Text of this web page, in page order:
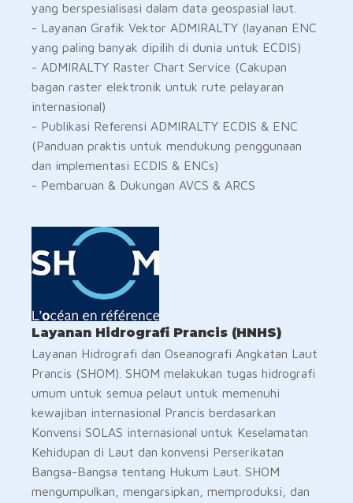
yang berspesialisasi dalam data geospasial laut.
- Layanan Grafik Vektor ADMIRALTY (layanan ENC
yang paling banyak dipilih di dunia untuk ECDIS)
- ADMIRALTY Raster Chart Service (Cakupan
bagan raster elektronik untuk rute pelayaran
internasional)
- Publikasi Referensi ADMIRALTY ECDIS & ENC
(Panduan praktis untuk mendukung penggunaan
dan implementasi ECDIS & ENCs)
- Pembaruan & Dukungan AVCS & ARCS
Layanan Hidrografi Prancis (HNHS)
Layanan Hidrografi dan Oseanografi Angkatan Laut
Prancis (SHOM). SHOM melakukan tugas hidrografi
umum untuk semua pelaut untuk memenuhi
kewajiban internasional Prancis berdasarkan
Konvensi SOLAS internasional untuk Keselamatan
Kehidupan di Laut dan konvensi Perserikatan
Bangsa-Bangsa tentang Hukum Laut. SHOM
mengumpulkan, mengarsipkan, memproduksi, dan